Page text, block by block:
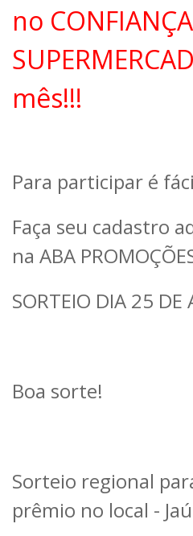
no CONFIANÇA
mês!!!
Para participar é
Faça seu cadastro
na ABA
SORTEIO DIA 25 DE
Boa sorte!
Sorteio regional
prêmio no local -